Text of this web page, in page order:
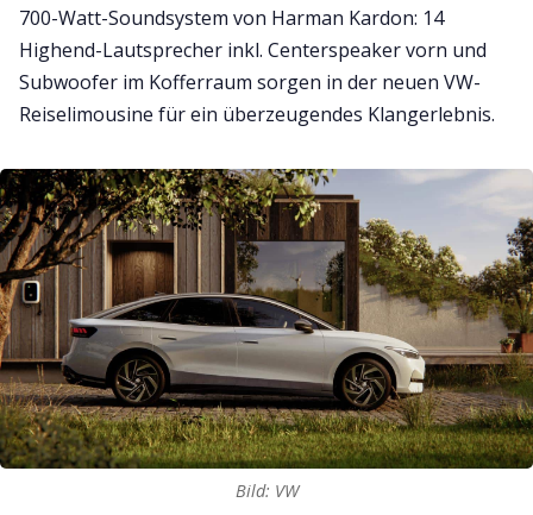
700-Watt-Soundsystem von Harman Kardon: 14
Highend-Lautsprecher inkl. Centerspeaker vorn und
Subwoofer im Kofferraum sorgen in der neuen VW-
Reiselimousine für ein überzeugendes Klangerlebnis.
Bild: VW